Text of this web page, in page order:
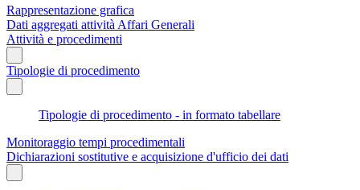
Rappresentazione grafica
Dati aggregati attività Affari Generali
Attività e procedimenti
Tipologie di procedimento
Tipologie di procedimento - in formato tabellare
Monitoraggio tempi procedimentali
Dichiarazioni sostitutive e acquisizione d'ufficio dei dati